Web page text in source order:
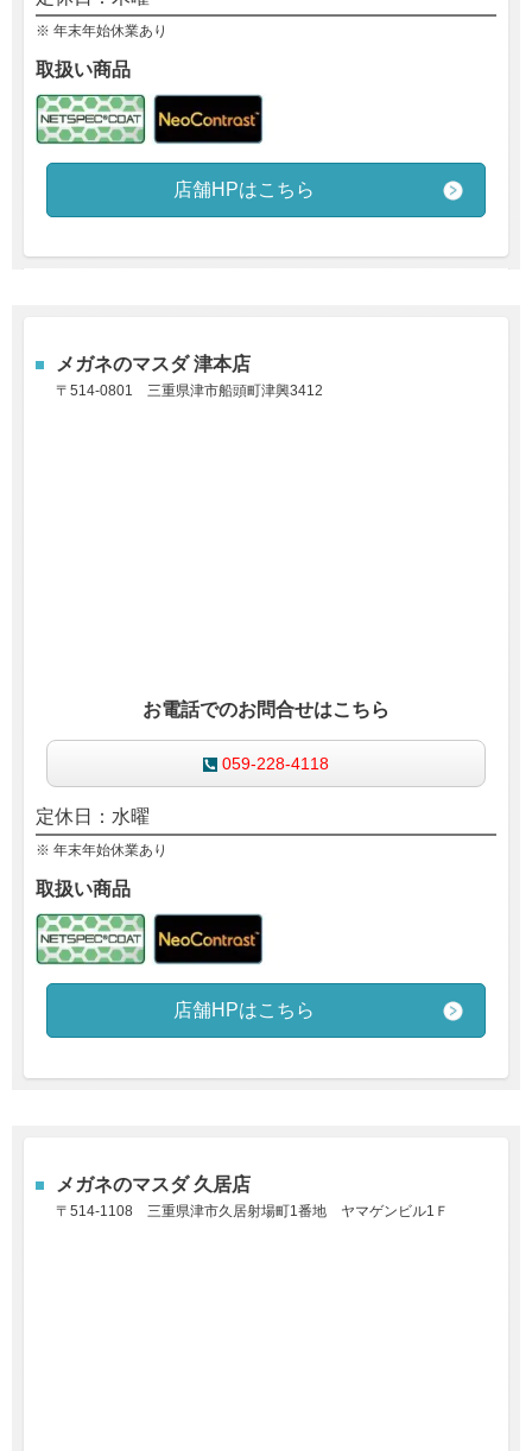
※ 年末年始休業あり
取扱い商品
店舗HPはこちら
メガネのマスダ 津本店
〒514-0801 三重県津市船頭町津興3412
お電話でのお問合せはこちら
059-228-4118
定休日：水曜
※ 年末年始休業あり
取扱い商品
店舗HPはこちら
メガネのマスダ 久居店
〒514-1108 三重県津市久居射場町1番地 ヤマゲンビル1Ｆ